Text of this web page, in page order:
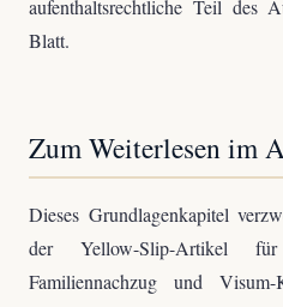
aufenthaltsrechtliche Teil des
Blatt.
Zum Weiterlesen im
Dieses Grundlagenkapitel
der Yellow-Slip-Artikel
Familiennachzug und